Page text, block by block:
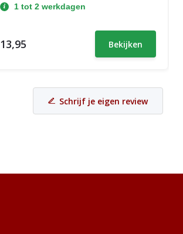
1 tot 2 werkdagen
13,95 Bekijken
Schrijf je eigen review